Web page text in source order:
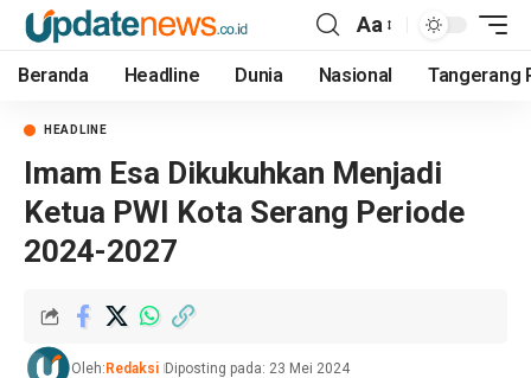
Aa
Beranda Headline Dunia Nasional Tangerang
HEADLINE
Imam Esa Dikukuhkan Menjadi
Ketua PWI Kota Serang Periode
2024-2027
Oleh: Redaksi Diposting pada: 23 Mei 2024